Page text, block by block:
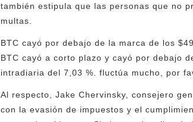
también estipula que las personas que no
multas.
BTC cayó por debajo de la marca de los
BTC cayó a corto plazo y cayó por debajo
intradiaria del 7,03 %. fluctúa mucho, por
Al respecto, Jake Chervinsky, consejero
con la evasión de impuestos y el